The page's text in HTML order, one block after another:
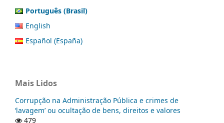
Português (Brasil)
English
Español (España)
Mais Lidos
Corrupção na Administração Pública e crimes de
‘lavagem’ ou ocultação de bens, direitos e valores
479